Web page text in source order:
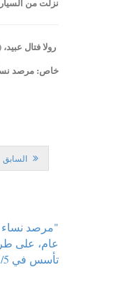
رولا فتال
خاص: مرصد
السابق
"مرصد نساء
عام، على
تأسس في 2005/1/5